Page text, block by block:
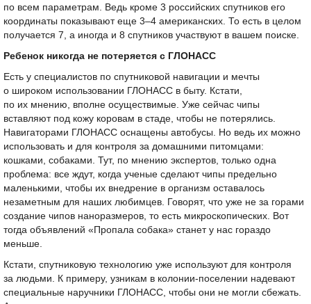
по всем параметрам. Ведь кроме 3 российских спутников его
координаты показывают еще 3–4 американских. То есть в целом
получается 7, а иногда и 8 спутников участвуют в вашем поиске.
Ребенок никогда не потеряется с ГЛОНАСС
Есть у специалистов по спутниковой навигации и мечты
о широком использовании ГЛОНАСС в быту. Кстати,
по их мнению, вполне осуществимые. Уже сейчас чипы
вставляют под кожу коровам в стаде, чтобы не потерялись.
Навигаторами ГЛОНАСС оснащены автобусы. Но ведь их можно
использовать и для контроля за домашними питомцами:
кошками, собаками. Тут, по мнению экспертов, только одна
проблема: все ждут, когда ученые сделают чипы предельно
маленькими, чтобы их внедрение в организм оставалось
незаметным для наших любимцев. Говорят, что уже не за горами
создание чипов наноразмеров, то есть микроскопических. Вот
тогда объявлений «Пропала собака» станет у нас гораздо
меньше.
Кстати, спутниковую технологию уже используют для контроля
за людьми. К примеру, узникам в колонии-поселении надевают
специальные наручники ГЛОНАСС, чтобы они не могли сбежать.